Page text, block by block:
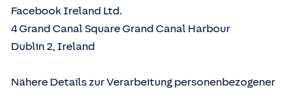
Facebook Ireland Ltd.
4 Grand Canal Square Grand Canal Harbour
Dublin 2, Ireland
Nähere Details zur Verarbeitung personenbezogener